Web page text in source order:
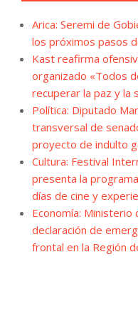
Arica: Seremi de
los próximos pasos
Kast reafirma
organizado «Todos
recuperar la paz y la
Política: Diputado
transversal de
proyecto de indulto
Cultura: Festival
presenta la
días de cine y
Economía: Ministerio
declaración de
frontal en la Región